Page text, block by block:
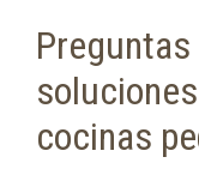
cocinas